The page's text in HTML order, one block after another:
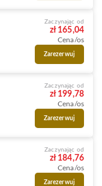
Zaczynając od
zł 165,04
Cena/os
Zarezerwuj
Zaczynając od
zł 199,78
Cena/os
Zarezerwuj
Zaczynając od
zł 184,76
Cena/os
Zarezerwuj